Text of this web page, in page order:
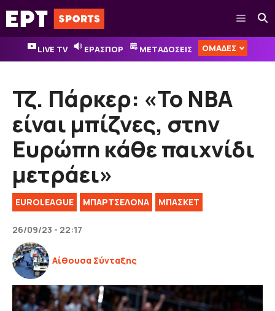
Μετάβαση
σε
περιεχόμενο
Μενού
LIVE TV ΕΡΑΣΠΟΡ ΜΕΤΑΔΟΣΕΙΣ ΟΜΑΔΕΣ
Τζ. Πάρκερ: «Το NBA
είναι μπίζνες, στην
Ευρώπη κάθε παιχνίδι
μετράει»
EUROLEAGUE ΜΠΑΡΤΣΕΛΟΝΑ ΜΠΑΣΚΕΤ
26/09/23 - 22:17
Αίθουσα Σύνταξης